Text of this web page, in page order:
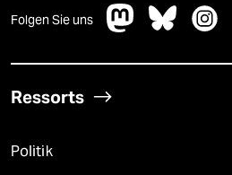
Folgen Sie uns
Ressorts
Politik